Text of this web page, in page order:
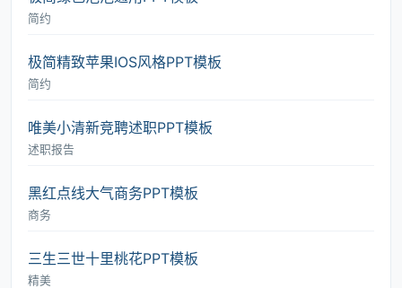
简约
极简精致苹果IOS风格PPT模板
简约
唯美小清新竞聘述职PPT模板
述职报告
黑红点线大气商务PPT模板
商务
三生三世十里桃花PPT模板
精美